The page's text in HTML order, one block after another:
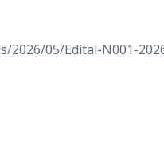
2026/05/Edital-N001-